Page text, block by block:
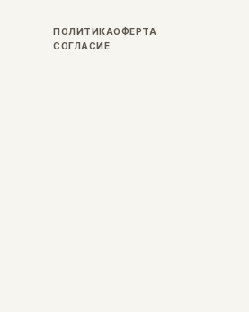
ПОЛИТИКАОФЕРТА
СОГЛАСИЕ